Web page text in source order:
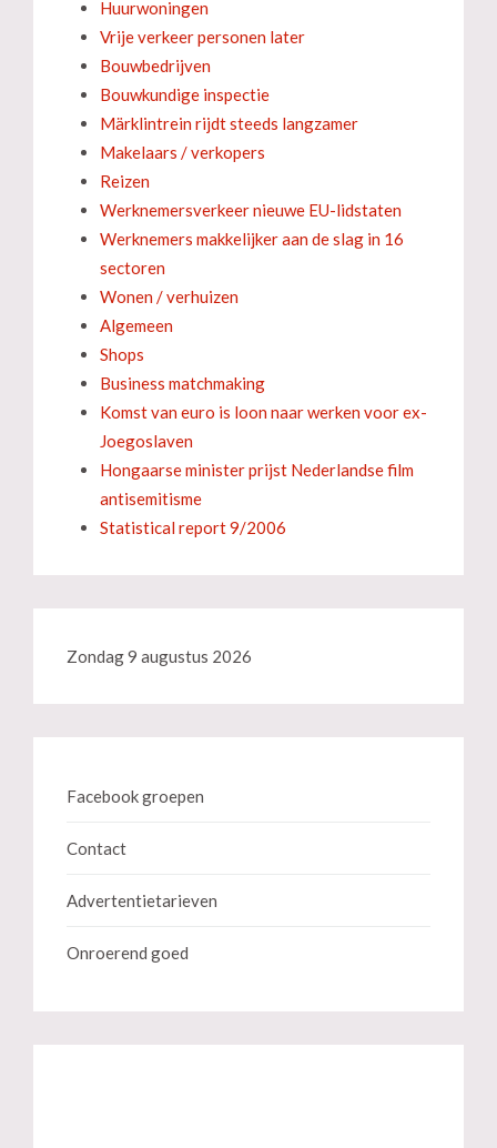
Huurwoningen
Vrije verkeer personen later
Bouwbedrijven
Bouwkundige inspectie
Märklintrein rijdt steeds langzamer
Makelaars / verkopers
Reizen
Werknemersverkeer nieuwe EU-lidstaten
Werknemers makkelijker aan de slag in 16
sectoren
Wonen / verhuizen
Algemeen
Shops
Business matchmaking
Komst van euro is loon naar werken voor ex-
Joegoslaven
Hongaarse minister prijst Nederlandse film
antisemitisme
Statistical report 9/2006
Zondag 9 augustus 2026
Facebook groepen
Contact
Advertentietarieven
Onroerend goed